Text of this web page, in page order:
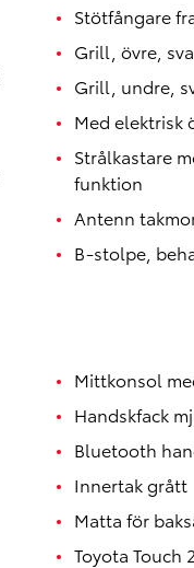
Stötfångare
Grill, övre,
Grill, undre,
Med elektrisk
Strålkastare
funktion
Antenn
B-stolpe,
Mittkonsol
Handskfack
Bluetooth
Innertak grått
Matta för
Toyota Touch